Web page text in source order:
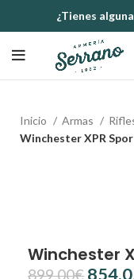
¿Tienes
Inicio Armas
Winchester XPR
Winchester
899,00€